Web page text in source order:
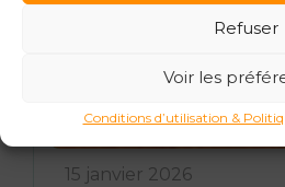
Refuser
Voir les
Conditions d’utilisation &
15 janvier 2026